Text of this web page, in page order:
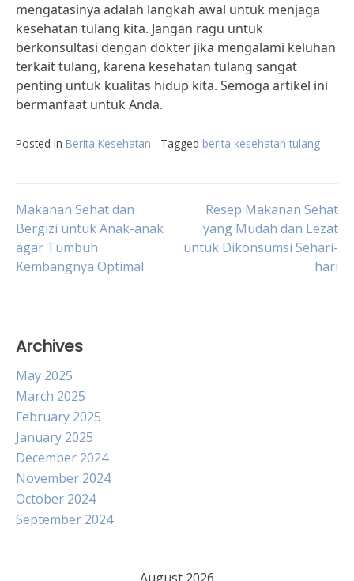
mengatasinya adalah langkah awal untuk menjaga
kesehatan tulang kita. Jangan ragu untuk
berkonsultasi dengan dokter jika mengalami keluhan
terkait tulang, karena kesehatan tulang sangat
penting untuk kualitas hidup kita. Semoga artikel ini
bermanfaat untuk Anda.
Posted in Berita Kesehatan Tagged berita kesehatan tulang
Post
navigation
Makanan Sehat dan
Bergizi untuk Anak-anak
agar Tumbuh
Kembangnya Optimal
Resep Makanan Sehat
yang Mudah dan Lezat
untuk Dikonsumsi Sehari-
hari
Archives
May 2025
March 2025
February 2025
January 2025
December 2024
November 2024
October 2024
September 2024